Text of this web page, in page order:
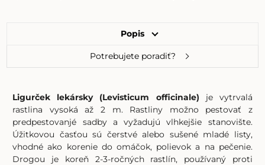
Popis
Potrebujete poradiť?
Ligurček lekársky (Levisticum officinale) je vytrvalá
rastlina vysoká až 2 m. Rastliny možno pestovať z
predpestovanjé sadby a vyžadujú vlhkejšie stanovište.
Úžitkovou časťou sú čerstvé alebo sušené mladé listy,
vhodné ako korenie do omáčok, polievok a na pečenie.
Drogou je koreň 2-3-ročných rastlín, používaný proti